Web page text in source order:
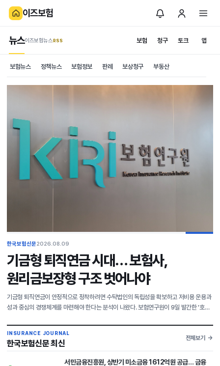
이즈보험
보험 청구
뉴스이즈보험뉴스.RSS 토크 앱
보험뉴스 정책뉴스 보험정보 판례 보상청구 부동산
한국보험신문2026.08.09
기금형 퇴직연금 시대… 보험사,
원리금보장형 구조 벗어나야
기금형 퇴직연금이 안정적으로 정착하려면 수탁법인의 독립성을 확보하고 저비용 운용과
성과 중심의 경쟁체계를 마련해야 한다는 분석이 나왔다. 보험연구원이 9일 발간한 '호주·
적립금은 2020년
INSURANCE JOURNAL
한국보험신문 최신
전체보기
서민금융진흥원, 상반기 미소금융 1612억원 공급… 금융